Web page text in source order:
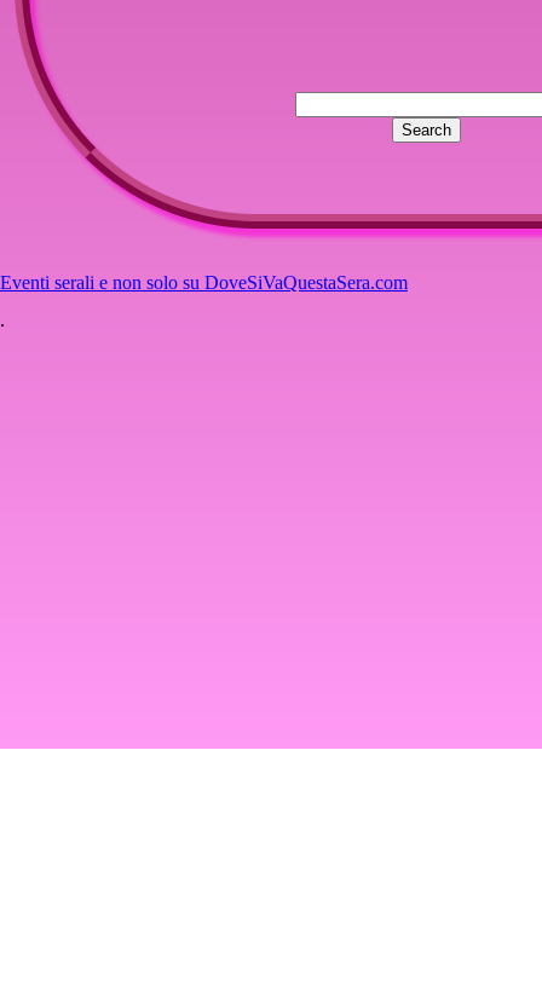
Eventi serali e non solo su DoveSiVaQuestaSera.com
.